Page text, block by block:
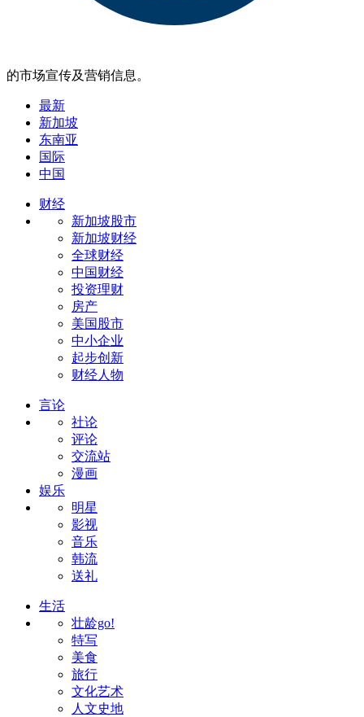
的市场宣传及营销信息。
最新
新加坡
东南亚
国际
中国
财经
新加坡股市
新加坡财经
全球财经
中国财经
投资理财
房产
美国股市
中小企业
起步创新
财经人物
言论
社论
评论
交流站
漫画
娱乐
明星
影视
音乐
韩流
送礼
生活
壮龄go!
特写
美食
旅行
文化艺术
人文史地